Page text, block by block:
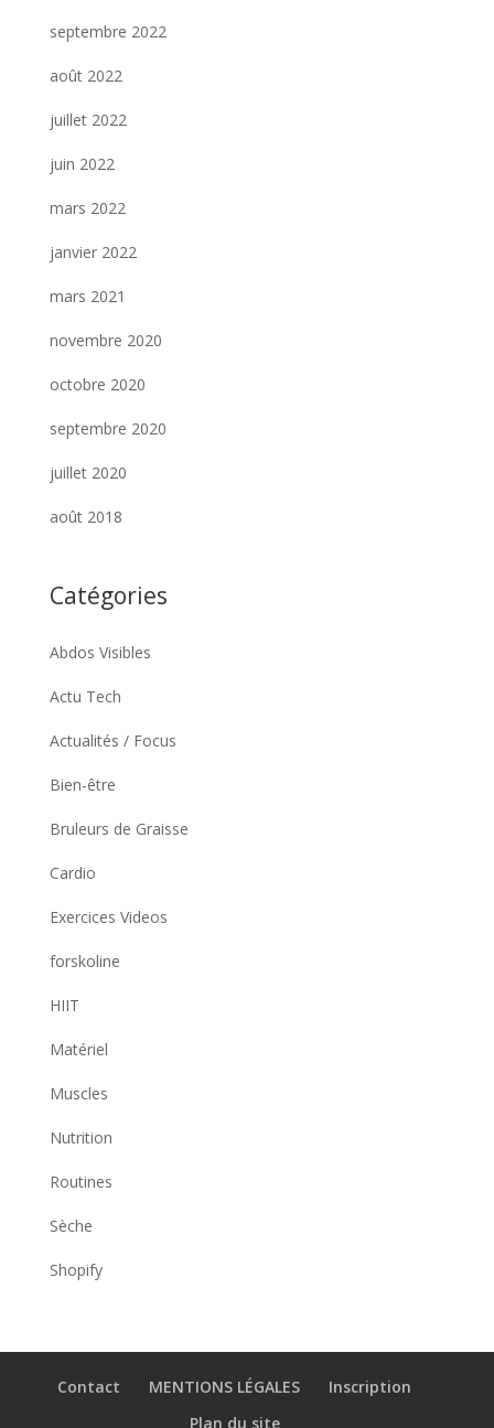
septembre 2022
août 2022
juillet 2022
juin 2022
mars 2022
janvier 2022
mars 2021
novembre 2020
octobre 2020
septembre 2020
juillet 2020
août 2018
Catégories
Abdos Visibles
Actu Tech
Actualités / Focus
Bien-être
Bruleurs de Graisse
Cardio
Exercices Videos
forskoline
HIIT
Matériel
Muscles
Nutrition
Routines
Sèche
Shopify
Contact MENTIONS LÉGALES
Inscription
Plan du site